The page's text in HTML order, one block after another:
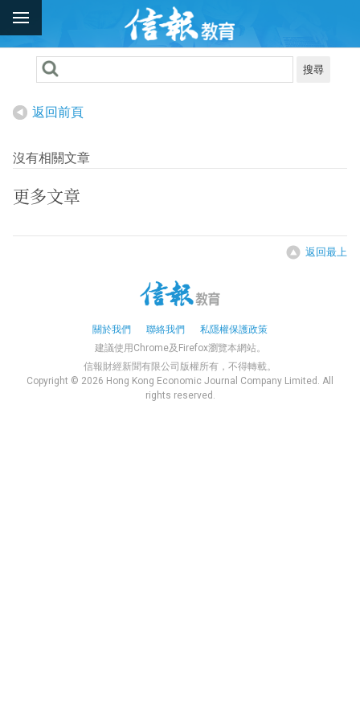
搜尋
返回前頁
沒有相關文章
更多文章
返回最上
關於我們 聯絡我們
私隱權保護政策
建議使用Chrome及Firefox瀏覽本網站。
信報財經新聞有限公司版權所有，不得轉載。
Copyright © 2026 Hong Kong Economic Journal Company Limited. All
rights reserved.